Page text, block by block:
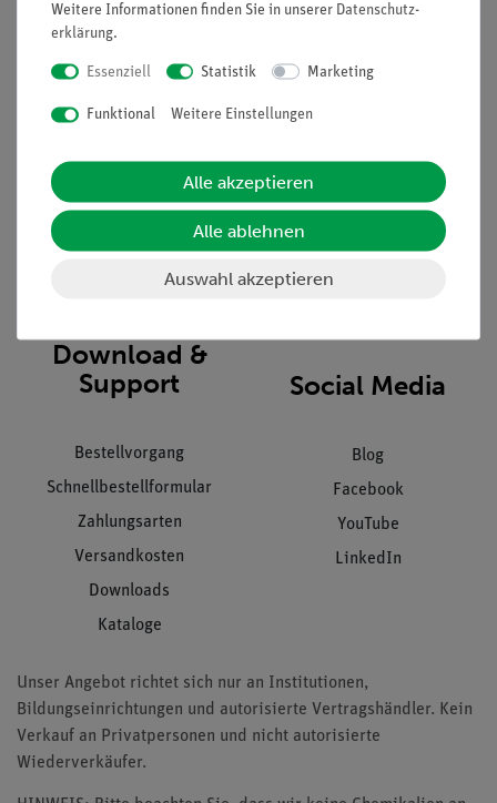
Unternehmen
Stellenangebote
Kontakt
Hinweisgeberschutz
Übersicht Service
Einräumservice
Download &
Support
Bestellvorgang
Schnellbestellformular
Zahlungsarten
Versandkosten
Downloads
Kataloge
Social Media
Blog
Facebook
YouTube
LinkedIn
Unser Angebot richtet sich nur an Institutionen,
Bildungseinrichtungen und autorisierte Vertragshändler. Kein
Verkauf an Privatpersonen und nicht autorisierte
Wiederverkäufer.
Weitere Informationen finden Sie in unserer Daten­schutz­
erklärung.
Essenziell Statistik Marketing
Funktional Weitere Einstellungen
Alle akzeptieren
Alle ablehnen
Auswahl akzeptieren